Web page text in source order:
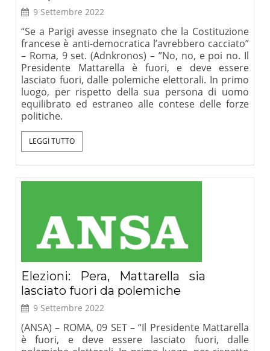
9 Settembre 2022
“Se a Parigi avesse insegnato che la Costituzione
francese è anti-democratica l’avrebbero cacciato”
– Roma, 9 set. (Adnkronos) – ”No, no, e poi no. Il
Presidente Mattarella è fuori, e deve essere
lasciato fuori, dalle polemiche elettorali. In primo
luogo, per rispetto della sua persona di uomo
equilibrato ed estraneo alle contese delle forze
politiche.
LEGGI TUTTO
Elezioni: Pera, Mattarella sia
lasciato fuori da polemiche
9 Settembre 2022
(ANSA) – ROMA, 09 SET – “Il Presidente Mattarella
è fuori, e deve essere lasciato fuori, dalle